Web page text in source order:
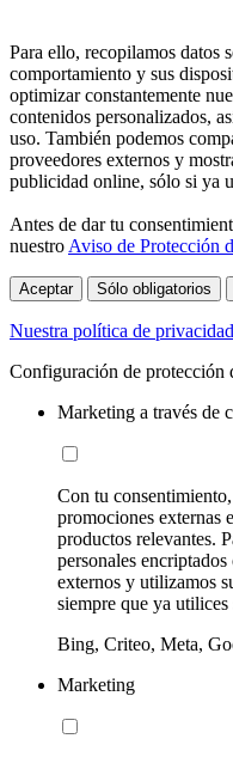
Para ello, recopilamos datos
comportamiento y sus
optimizar constantemente
contenidos personalizados,
uso. También podemos
proveedores externos y
publicidad online, sólo si ya
Antes de dar tu
nuestro Aviso de Protección
Aceptar Sólo obligatorios
Nuestra política de privacidad
Configuración de protección
Marketing a través de
Con tu
promociones externas
productos relevantes.
personales
externos y utilizamos
siempre que ya utilices
Bing, Criteo, Meta,
Marketing